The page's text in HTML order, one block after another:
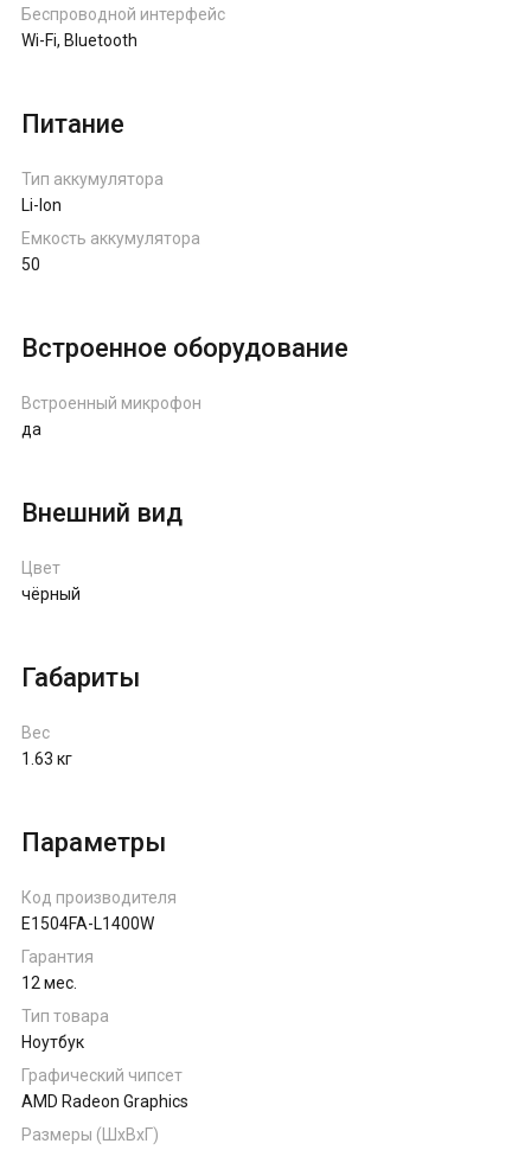
Беспроводной интерфейс
Wi-Fi, Bluetooth
Питание
Тип аккумулятора
Li-Ion
Емкость аккумулятора
50
Встроенное оборудование
Встроенный микрофон
да
Внешний вид
Цвет
чёрный
Габариты
Вес
1.63 кг
Параметры
Код производителя
E1504FA-L1400W
Гарантия
12 мес.
Тип товара
Ноутбук
Графический чипсет
AMD Radeon Graphics
Размеры (ШхВхГ)